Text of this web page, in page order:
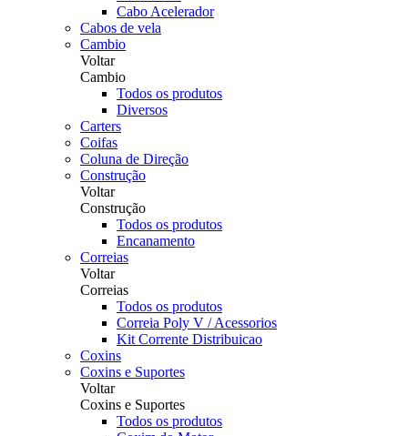
Cabo Acelerador
Cabos de vela
Cambio
Voltar
Cambio
Todos os produtos
Diversos
Carters
Coifas
Coluna de Direção
Construção
Voltar
Construção
Todos os produtos
Encanamento
Correias
Voltar
Correias
Todos os produtos
Correia Poly V / Acessorios
Kit Corrente Distribuicao
Coxins
Coxins e Suportes
Voltar
Coxins e Suportes
Todos os produtos